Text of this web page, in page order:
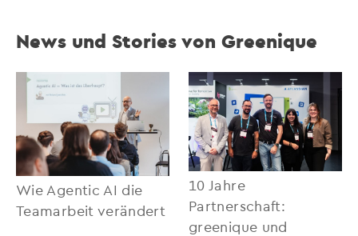
News und Stories von Greenique
Wie Agentic AI die
Teamarbeit verändert
10 Jahre
Partnerschaft:
greenique und